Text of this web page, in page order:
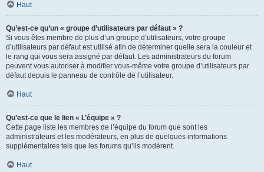
Haut
Qu’est-ce qu’un « groupe d’utilisateurs par défaut » ?
Si vous êtes membre de plus d’un groupe d’utilisateurs, votre groupe
d’utilisateurs par défaut est utilisé afin de déterminer quelle sera la couleur et
le rang qui vous sera assigné par défaut. Les administrateurs du forum
peuvent vous autoriser à modifier vous-même votre groupe d’utilisateurs par
défaut depuis le panneau de contrôle de l’utilisateur.
Haut
Qu’est-ce que le lien « L’équipe » ?
Cette page liste les membres de l’équipe du forum que sont les
administrateurs et les modérateurs, en plus de quelques informations
supplémentaires tels que les forums qu’ils modèrent.
Haut